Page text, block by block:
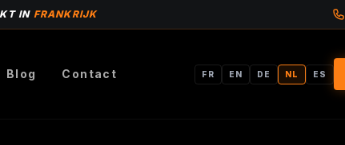
IN FRANKRIJK
Blog Contact FR EN DE NL ES